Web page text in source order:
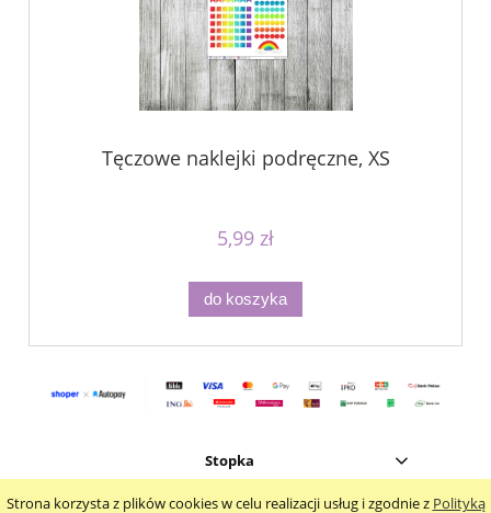
Strona korzysta z plików cookies w celu realizacji usług i zgodnie z Polityką
Tęczowe naklejki podręczne, XS
5,99 zł
do koszyka
Stopka